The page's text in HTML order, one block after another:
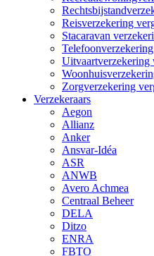
Reisverzekering
Stacaravan
Uitvaartverzekering
Zorgverzekering
Verzekeraars
Aegon
Allianz
Anker
Ansvar-Idéa
ASR
ANWB
Avero Achmea
Centraal Beheer
DELA
Ditzo
ENRA
FBTO